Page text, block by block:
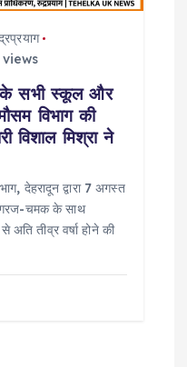
views
के सभी स्कूल और
विभाग की
विशाल मिश्रा ने
देहरादून द्वारा 7 अगस्त
गरज-चमक के साथ
तीव्र वर्षा होने की